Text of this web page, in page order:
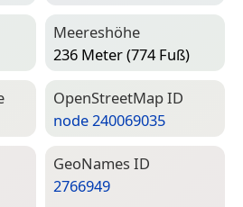
Meereshöhe
236 Meter (774 Fuß)
Open­Street­Map ID
node 240069035
Geo­Names ID
2766949